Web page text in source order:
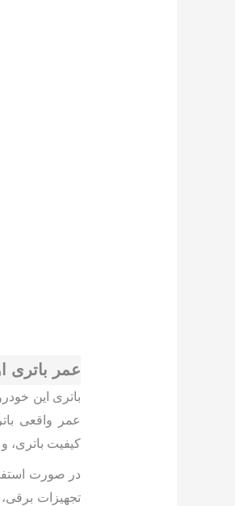
عمر باتری
باتری این
عمر واقعی
کیفیت باتری،
در صورت
تجهیزات